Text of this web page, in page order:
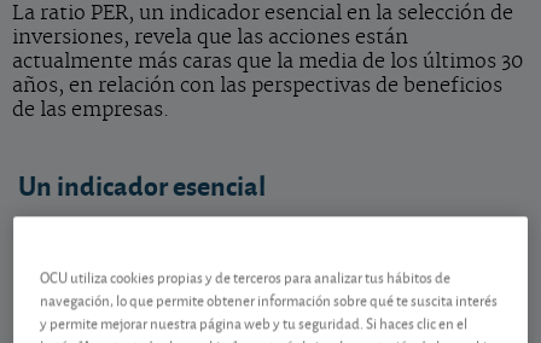
La ratio PER, un indicador esencial en la selección de
inversiones, revela que las acciones están
actualmente más caras que la media de los últimos 30
años, en relación con las perspectivas de beneficios
de las empresas.
Un indicador esencial
siendo una de las referencias más utilizadas en la
evaluación de los mercados bursátiles. Un PER de 20
OCU utiliza cookies propias y de terceros para analizar tus hábitos de
navegación, lo que permite obtener información sobre qué te suscita interés
y permite mejorar nuestra página web y tu seguridad. Si haces clic en el